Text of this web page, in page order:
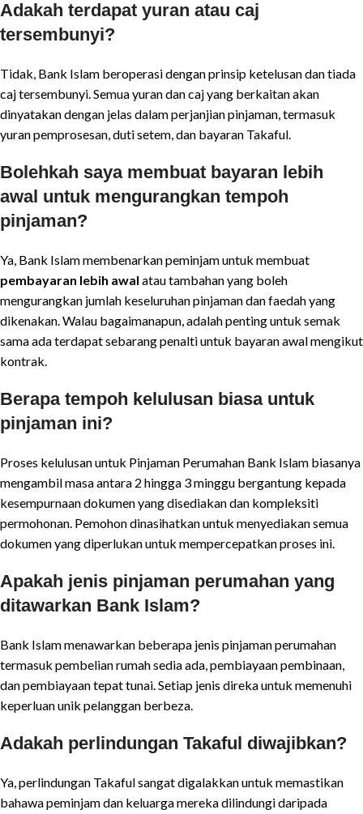
Adakah terdapat yuran atau caj
tersembunyi?
Tidak, Bank Islam beroperasi dengan prinsip ketelusan dan tiada
caj tersembunyi. Semua yuran dan caj yang berkaitan akan
dinyatakan dengan jelas dalam perjanjian pinjaman, termasuk
yuran pemprosesan, duti setem, dan bayaran Takaful.
Bolehkah saya membuat bayaran lebih
awal untuk mengurangkan tempoh
pinjaman?
Ya, Bank Islam membenarkan peminjam untuk membuat
pembayaran lebih awal atau tambahan yang boleh
mengurangkan jumlah keseluruhan pinjaman dan faedah yang
dikenakan. Walau bagaimanapun, adalah penting untuk semak
sama ada terdapat sebarang penalti untuk bayaran awal mengikut
kontrak.
Berapa tempoh kelulusan biasa untuk
pinjaman ini?
Proses kelulusan untuk Pinjaman Perumahan Bank Islam biasanya
mengambil masa antara 2 hingga 3 minggu bergantung kepada
kesempurnaan dokumen yang disediakan dan kompleksiti
permohonan. Pemohon dinasihatkan untuk menyediakan semua
dokumen yang diperlukan untuk mempercepatkan proses ini.
Apakah jenis pinjaman perumahan yang
ditawarkan Bank Islam?
Bank Islam menawarkan beberapa jenis pinjaman perumahan
termasuk pembelian rumah sedia ada, pembiayaan pembinaan,
dan pembiayaan tepat tunai. Setiap jenis direka untuk memenuhi
keperluan unik pelanggan berbeza.
Adakah perlindungan Takaful diwajibkan?
Ya, perlindungan Takaful sangat digalakkan untuk memastikan
bahawa peminjam dan keluarga mereka dilindungi daripada